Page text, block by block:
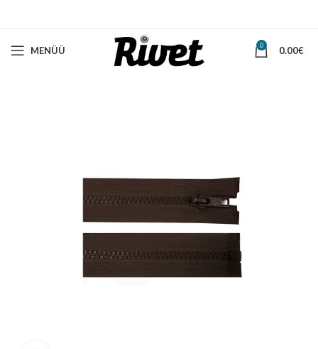
MENÜÜ 0 0.00€